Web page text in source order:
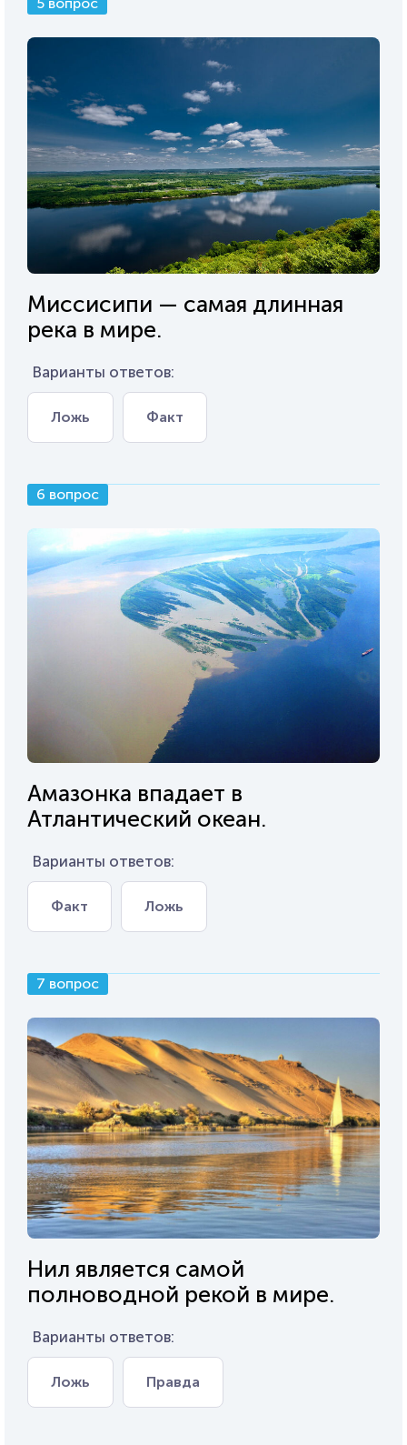
Миссисипи — самая длинная
река в мире.
Варианты ответов:
Ложь Факт
6 вопрос
Амазонка впадает в
Атлантический океан.
Варианты ответов:
Факт Ложь
7 вопрос
Нил является самой
полноводной рекой в мире.
Варианты ответов:
Ложь Правда